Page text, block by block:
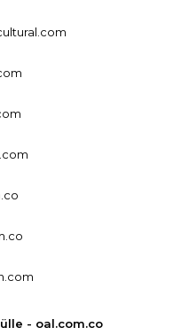
- oal.com.co